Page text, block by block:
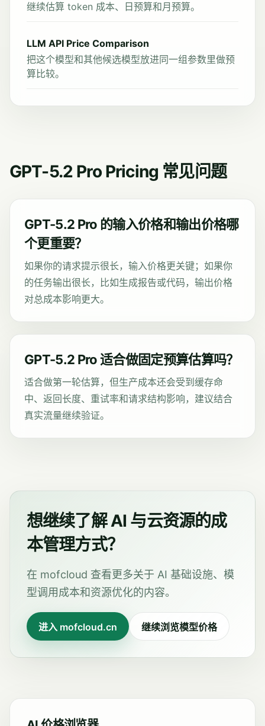
继续估算 token 成本、日预算和月预算。
LLM API Price Comparison
把这个模型和其他候选模型放进同一组参数里做预
算比较。
GPT-5.2 Pro Pricing 常见问题
GPT-5.2 Pro 的输入价格和输出价格哪
个更重要？
如果你的请求提示很长，输入价格更关键；如果你
的任务输出很长，比如生成报告或代码，输出价格
对总成本影响更大。
GPT-5.2 Pro 适合做固定预算估算吗？
适合做第一轮估算，但生产成本还会受到缓存命
中、返回长度、重试率和请求结构影响，建议结合
真实流量继续验证。
想继续了解 AI 与云资源的成
本管理方式？
在 mofcloud 查看更多关于 AI 基础设施、模
型调用成本和资源优化的内容。
进入 mofcloud.cn 继续浏览模型价格